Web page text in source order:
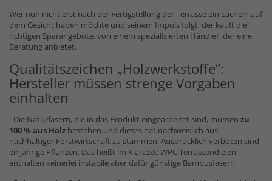
Wer nun nicht erst nach der Fertigstellung der Terrasse ein Lächeln auf
dem Gesicht haben möchte und seinem Impuls folgt, der kauft die
richtigen Sparangebote, von einem spezialisierten Händler, der eine
Beratung anbietet.
Qualitätszeichen „Holzwerkstoffe“:
Hersteller müssen strenge Vorgaben
einhalten
- Die Naturfasern, die in das Produkt eingearbeitet sind, müssen zu
100 % aus Holz bestehen und dieses hat nachweislich aus
nachhaltiger Forstwirtschaft zu stammen. Ausdrücklich verboten sind
einjährige Pflanzen. Das heißt im Klartext: WPC Terrassendielen
enthalten keinerlei instabile aber dafür günstige Bambusfasern.